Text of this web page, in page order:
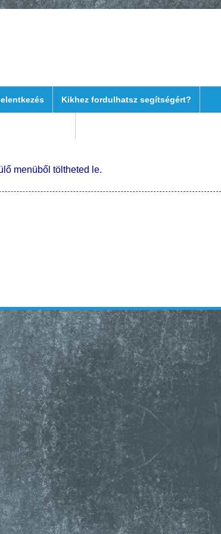
Kikhez fordulhatsz segítségért?
menüből töltheted le.